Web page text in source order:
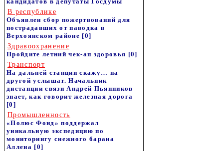
В республике
Объявлен сбор пожертвований для
пострадавших от паводка в
Верхоянском районе [0]
Здравоохранение
Пройдите летний чек-ап здоровья [0]
Транспорт
На дальней станции скажу… на
другой услышат. Начальник
дистанции связи Андрей Пьянников
знает, как говорит железная дорога
[0]
Промышленность
«Полюс Фонд» поддержал
уникальную экспедицию по
мониторингу снежного барана
Аллена [0]